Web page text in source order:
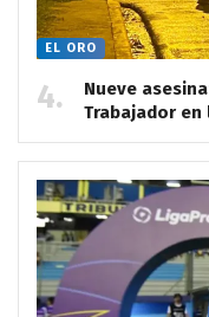
EL ORO
Nueve
Trabajador